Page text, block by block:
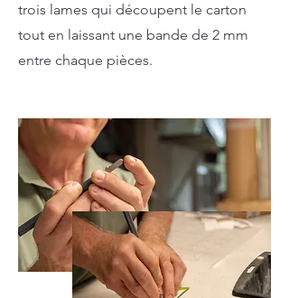
trois lames qui découpent le carton
tout en laissant une bande de 2 mm
entre chaque pièces.